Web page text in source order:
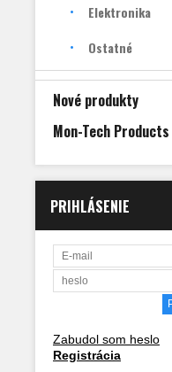
Elektronika
Ostatné
Nové produkty
Mon-Tech Products
PRIHLÁSENIE
Zabudol som heslo
Registrácia